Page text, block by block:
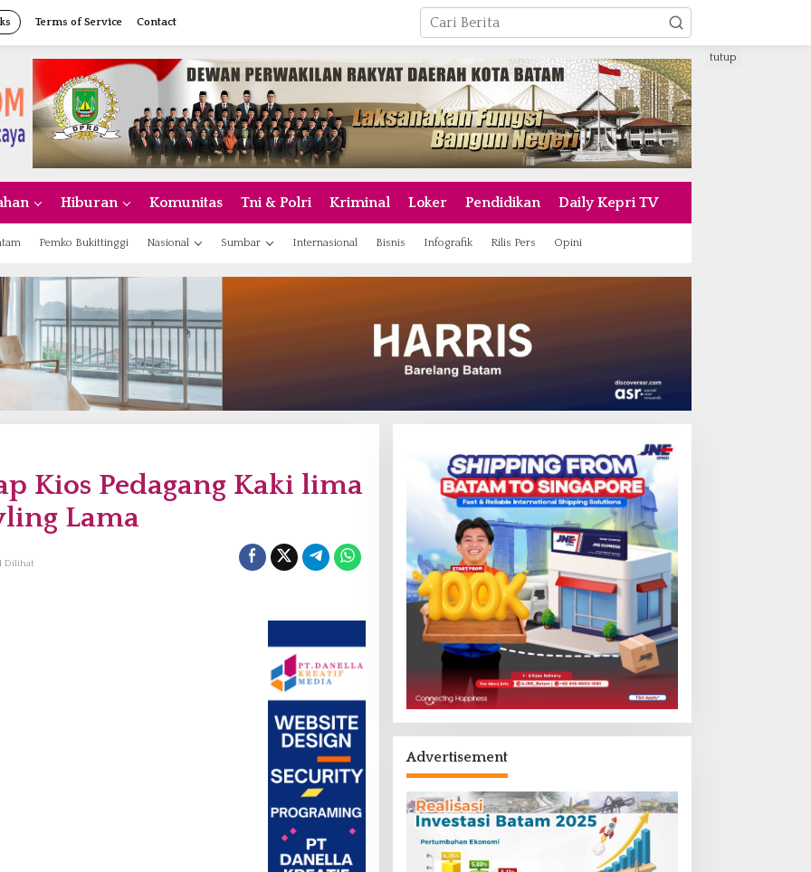
Terms of Service Contact
Hiburan Komunitas Tni & Polri Kriminal Loker Pendidikan Daily Kepri TV
Pemko Bukittinggi Nasional Sumbar Internasional Bisnis Infografik Rilis Pers Opini
tutup
Kios Pedagang Kaki lima
Lama
Dilihat
Advertisement